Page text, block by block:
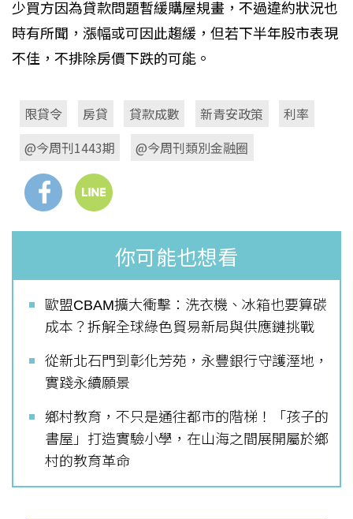
少買方因為貸款問題暫緩購屋規畫，不過違約狀況也
時有所聞，漲幅或可因此趨緩，但若下半年股市表現
不佳，不排除房價下跌的可能。
限貸令 房貸 貸款成數 新青安政策
利率
@今周刊1443期
@今周刊類別金融圈
你可能也想看
歐盟CBAM擴大衝擊：洗衣機、冰箱也要算碳
成本？拆解全球綠色貿易新局與供應鏈挑戰
從新北石門到彰化芳苑，永豐銀行守護溼地，
實踐永續願景
鄉村教育，不只是通往都市的階梯！「孩子的
書屋」打造實驗小學，在山海之間展開屬於鄉
村的教育革命